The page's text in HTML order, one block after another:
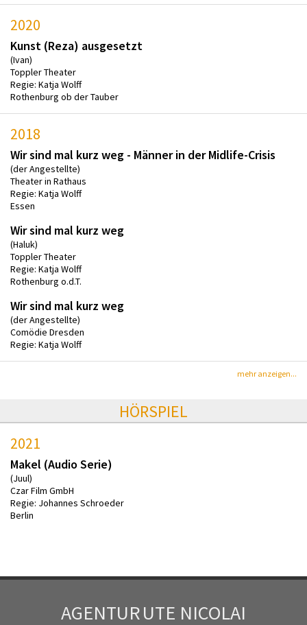
2020
Kunst (Reza) ausgesetzt
(Ivan)
Toppler Theater
Regie: Katja Wolff
Rothenburg ob der Tauber
2018
Wir sind mal kurz weg - Männer in der Midlife-Crisis
(der Angestellte)
Theater in Rathaus
Regie: Katja Wolff
Essen
Wir sind mal kurz weg
(Haluk)
Toppler Theater
Regie: Katja Wolff
Rothenburg o.d.T.
Wir sind mal kurz weg
(der Angestellte)
Comödie Dresden
Regie: Katja Wolff
mehr anzeigen...
HÖRSPIEL
2021
Makel (Audio Serie)
(Juul)
Czar Film GmbH
Regie: Johannes Schroeder
Berlin
AGENTURUTE NICOLAI